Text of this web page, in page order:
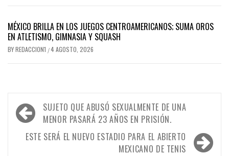
MÉXICO BRILLA EN LOS JUEGOS CENTROAMERICANOS; SUMA OROS
EN ATLETISMO, GIMNASIA Y SQUASH
BYREDACCION1 /4 AGOSTO, 2026
Navegación
de
entradas
SUJETO QUE ABUSÓ SEXUALMENTE DE UNA
MENOR PASARÁ 23 AÑOS EN PRISIÓN.
ESTE SERÁ EL NUEVO ESTADIO PARA EL ABIERTO
MEXICANO DE TENIS